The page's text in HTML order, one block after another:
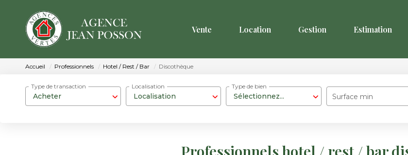
Vente Location Gestion Estimation
Accueil Professionnels Hotel / Rest / Bar Discothèque
Acheter
Type de transaction
Localisation
Localisation
Sélectionnez...
Type de bien
Surface min
Professionnels hotel / rest / bar